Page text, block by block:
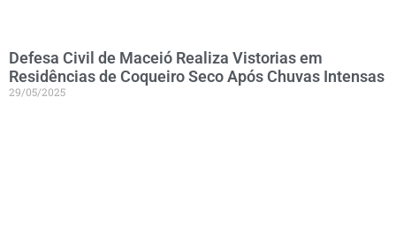
Defesa Civil de Maceió Realiza Vistorias em
Residências de Coqueiro Seco Após Chuvas Intensas
29/05/2025